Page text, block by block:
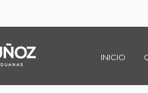
INICIO